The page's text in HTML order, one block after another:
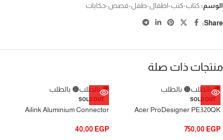
الوسم: كتاب-كتب-اطفال-طفل-قصص-حكايات
Share:
منتجات ذات صلة
🌍 بالطلب🟠 بالطلب
SOLD OUT
Acer ProDesigner PE320QK
750,00 EGP
🌍 بالطلب🟠 بالطلب
SOLD OUT
Ailink Aluminium Connector
40,00 EGP